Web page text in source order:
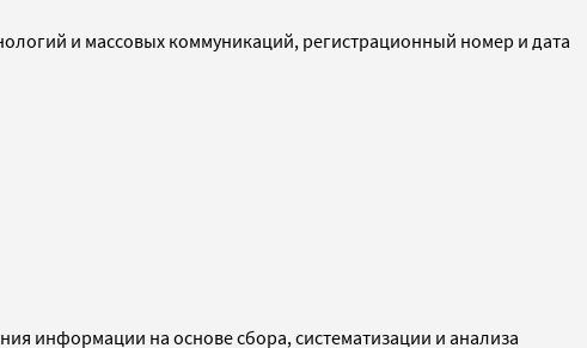
и массовых коммуникаций, регистрационный номер и дата
информации на основе сбора, систематизации и анализа